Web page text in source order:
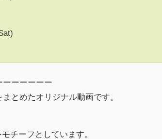
ーーーーーー
とめたオリジナル動画です。
チーフとしています。